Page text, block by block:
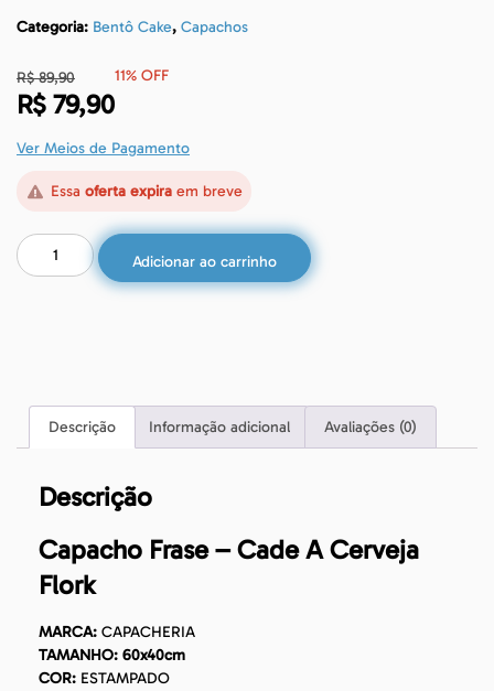
Categoria: Bentô Cake, Capachos
R$89,90
R$ 79,90
11% OFF
Ver Meios de Pagamento
Essa oferta expiraem breve
Adicionar ao carrinho
Descrição Informação adicional Avaliações (0)
Descrição
Capacho Frase – Cade A Cerveja
Flork
MARCA: CAPACHERIA
TAMANHO: 60x40cm
COR: ESTAMPADO